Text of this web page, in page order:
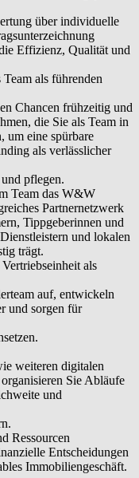
über individuelle
Effizienz, Qualität und
als führenden
Chancen frühzeitig und
die Sie als Team in
um eine spürbare
als verlässlicher
pflegen.
Team das W&W
Partnernetzwerk
Tippgeberinnen und
und lokalen
trägt.
als
auf, entwickeln
und sorgen für
weiteren digitalen
Sie Abläufe
und
Ressourcen
Entscheidungen
Immobiliengeschäft.